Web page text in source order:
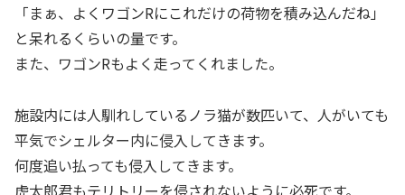
「まぁ、よくワゴンRにこれだけの荷物を積み込んだね」
と呆れるくらいの量です。
また、ワゴンRもよく走ってくれました。
施設内には人馴れしているノラ猫が数匹いて、人がいても
平気でシェルター内に侵入してきます。
何度追い払っても侵入してきます。
虎太郎君もテリトリーを侵されないように必死です。